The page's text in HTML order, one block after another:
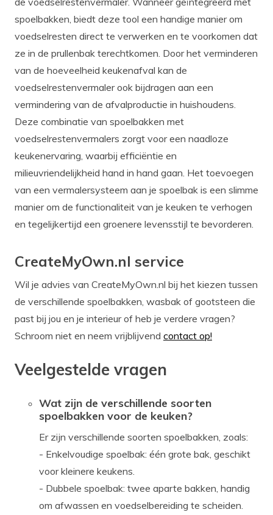
spoelbakken, biedt deze tool een handige manier om
voedselresten direct te verwerken en te voorkomen dat
ze in de prullenbak terechtkomen. Door het verminderen
van de hoeveelheid keukenafval kan de
voedselrestenvermaler ook bijdragen aan een
vermindering van de afvalproductie in huishoudens.
Deze combinatie van spoelbakken met
voedselrestenvermalers zorgt voor een naadloze
keukenervaring, waarbij efficiëntie en
milieuvriendelijkheid hand in hand gaan. Het toevoegen
van een vermalersysteem aan je spoelbak is een slimme
manier om de functionaliteit van je keuken te verhogen
en tegelijkertijd een groenere levensstijl te bevorderen.
CreateMyOwn.nl service
Wil je advies van CreateMyOwn.nl bij het kiezen tussen
de verschillende spoelbakken, wasbak of gootsteen die
past bij jou en je interieur of heb je verdere vragen?
Schroom niet en neem vrijblijvend contact op!
Veelgestelde vragen
Wat zijn de verschillende soorten
spoelbakken voor de keuken?
Er zijn verschillende soorten spoelbakken, zoals:
- Enkelvoudige spoelbak: één grote bak, geschikt
voor kleinere keukens.
- Dubbele spoelbak: twee aparte bakken, handig
om afwassen en voedselbereiding te scheiden.